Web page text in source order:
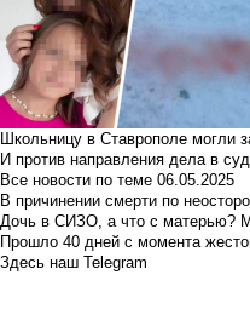
Школьницу в Ставрополе могли
И против направления дела в суд
Все новости по теме 06.05.2025
В причинении смерти по
Дочь в СИЗО, а что с матерью?
Прошло 40 дней с момента
Здесь наш Telegram